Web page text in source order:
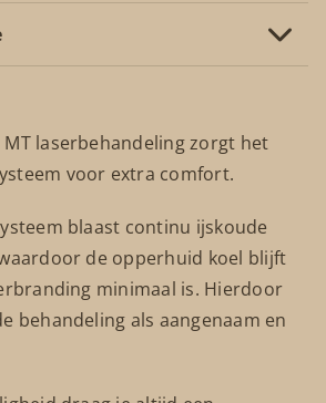
laserbehandeling zorgt het
voor extra comfort.
blaast continu ijskoude
de opperhuid koel blijft
minimaal is. Hierdoor
behandeling als aangenaam en